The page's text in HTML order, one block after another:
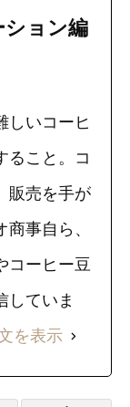
ション編
しいコーヒ
ること。コ
販売を手が
事自ら、
コーヒー豆
していま
を表示